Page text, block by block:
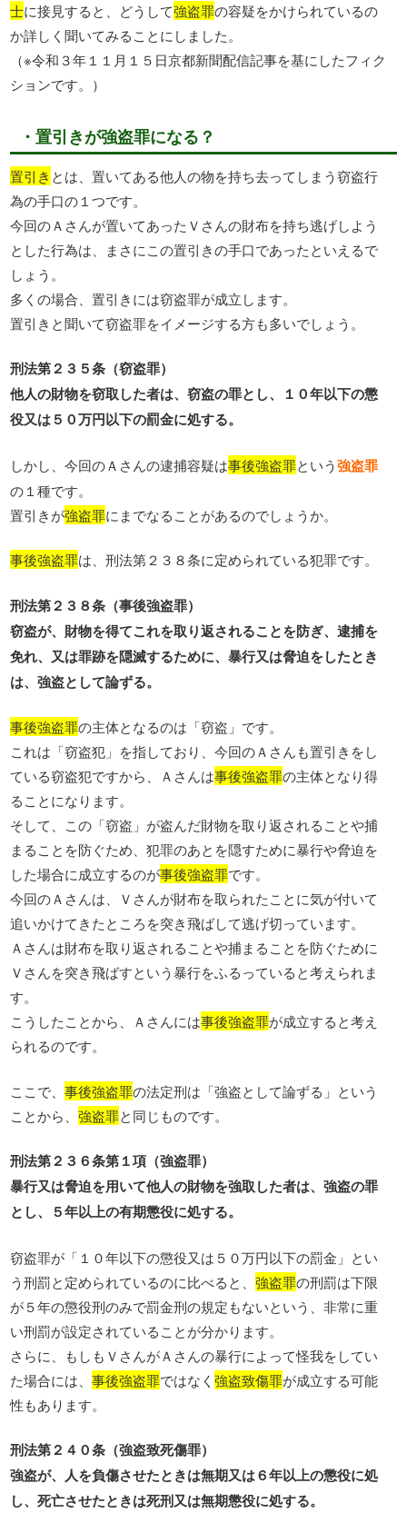
士に接見すると、どうして強盗罪の容疑をかけられているの
か詳しく聞いてみることにしました。
（※令和３年１１月１５日京都新聞配信記事を基にしたフィク
ションです。）
・置引きが強盗罪になる？
置引き とは、置いてある他人の物を持ち去ってしまう窃盗行
為の手口の１つです。
今回のＡさんが置いてあったＶさんの財布を持ち逃げしよう
とした行為は、まさにこの置引きの手口であったといえるで
しょう。
多くの場合、置引きには窃盗罪が成立します。
置引きと聞いて窃盗罪をイメージする方も多いでしょう。
刑法第２３５条（窃盗罪）
他人の財物を窃取した者は、窃盗の罪とし、１０年以下の懲
役又は５０万円以下の罰金に処する。
しかし、今回のＡさんの逮捕容疑は事後強盗罪という強盗罪
の１種です。
置引きが強盗罪にまでなることがあるのでしょうか。
事後強盗罪は、刑法第２３８条に定められている犯罪です。
刑法第２３８条（事後強盗罪）
窃盗が、財物を得てこれを取り返されることを防ぎ、逮捕を
免れ、又は罪跡を隠滅するために、暴行又は脅迫をしたとき
は、強盗として論ずる。
事後強盗罪の主体となるのは「窃盗」です。
これは「窃盗犯」を指しており、今回のＡさんも置引きをし
ている窃盗犯ですから、Ａさんは事後強盗罪の主体となり得
ることになります。
そして、この「窃盗」が盗んだ財物を取り返されることや捕
まることを防ぐため、犯罪のあとを隠すために暴行や脅迫を
した場合に成立するのが事後強盗罪です。
今回のＡさんは、Ｖさんが財布を取られたことに気が付いて
追いかけてきたところを突き飛ばして逃げ切っています。
Ａさんは財布を取り返されることや捕まることを防ぐために
Ｖさんを突き飛ばすという暴行をふるっていると考えられま
す。
こうしたことから、Ａさんには事後強盗罪が成立すると考え
られるのです。
ここで、事後強盗罪の法定刑は「強盗として論ずる」という
ことから、強盗罪と同じものです。
刑法第２３６条第１項（強盗罪）
暴行又は脅迫を用いて他人の財物を強取した者は、強盗の罪
とし、５年以上の有期懲役に処する。
窃盗罪が「１０年以下の懲役又は５０万円以下の罰金」とい
う刑罰と定められているのに比べると、強盗罪の刑罰は下限
が５年の懲役刑のみで罰金刑の規定もないという、非常に重
い刑罰が設定されていることが分かります。
さらに、もしもＶさんがＡさんの暴行によって怪我をしてい
た場合には、事後強盗罪ではなく強盗致傷罪が成立する可能
性もあります。
刑法第２４０条（強盗致死傷罪）
強盗が、人を負傷させたときは無期又は６年以上の懲役に処
し、死亡させたときは死刑又は無期懲役に処する。